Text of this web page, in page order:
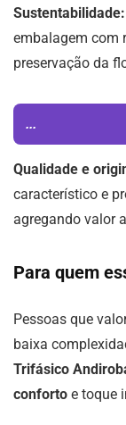
Sustentabilidade:
embalagem com
preservação da
...
Qualidade e
característico e
agregando valor
Para quem
Pessoas que
baixa
Trifásico
conforto e toque